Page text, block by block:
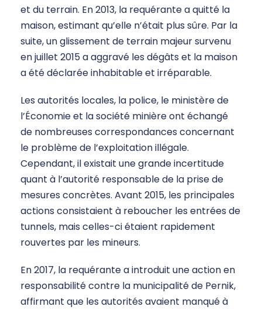
et du terrain. En 2013, la requérante a quitté la
maison, estimant qu’elle n’était plus sûre. Par la
suite, un glissement de terrain majeur survenu
en juillet 2015 a aggravé les dégâts et la maison
a été déclarée inhabitable et irréparable.
Les autorités locales, la police, le ministère de
l’Économie et la société minière ont échangé
de nombreuses correspondances concernant
le problème de l’exploitation illégale.
Cependant, il existait une grande incertitude
quant à l’autorité responsable de la prise de
mesures concrètes. Avant 2015, les principales
actions consistaient à reboucher les entrées de
tunnels, mais celles-ci étaient rapidement
rouvertes par les mineurs.
En 2017, la requérante a introduit une action en
responsabilité contre la municipalité de Pernik,
affirmant que les autorités avaient manqué à